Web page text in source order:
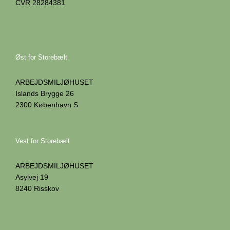
CVR 28284381
Øst for Storebælt
ARBEJDSMILJØHUSET
Islands Brygge 26
2300 København S
Vest for Storebælt
ARBEJDSMILJØHUSET
Asylvej 19
8240 Risskov